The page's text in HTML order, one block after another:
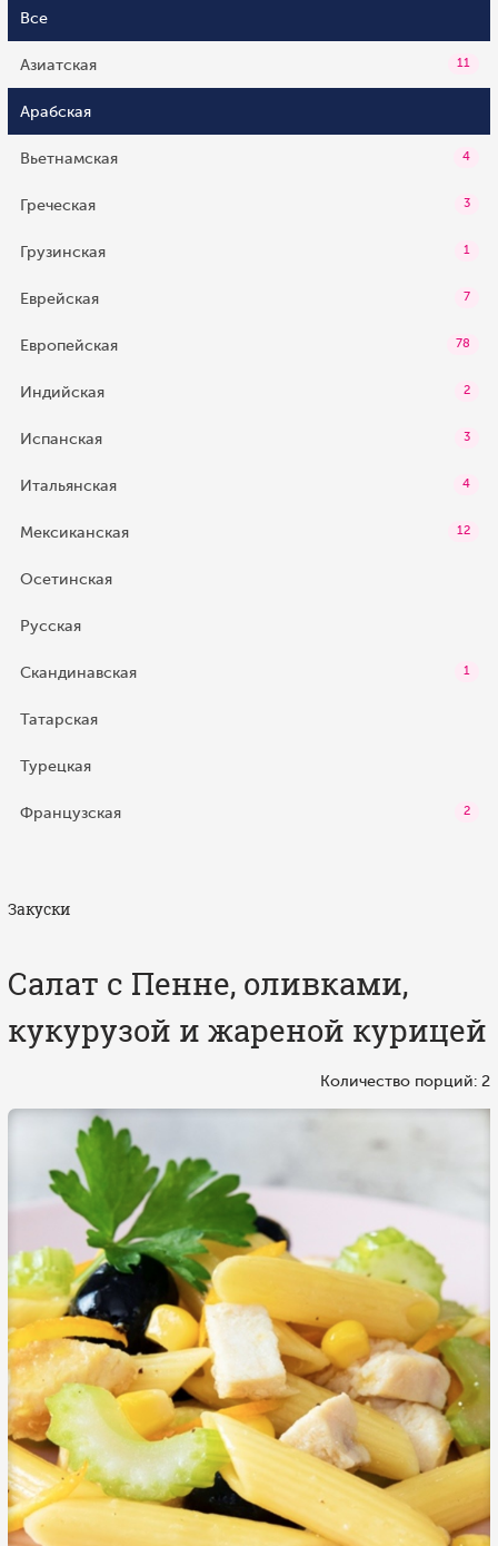
Все
Азиатская 11
Арабская
Вьетнамская 4
Греческая 3
Грузинская 1
Еврейская 7
Европейская 78
Индийская 2
Испанская 3
Итальянская 4
Мексиканская 12
Осетинская
Русская
Скандинавская 1
Татарская
Турецкая
Французская 2
Закуски
Салат с Пенне, оливками,
кукурузой и жареной курицей
Количество порций: 2